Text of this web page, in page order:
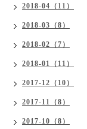
2018-04（11）
2018-03（8）
2018-02（7）
2018-01（11）
2017-12（10）
2017-11（8）
2017-10（8）